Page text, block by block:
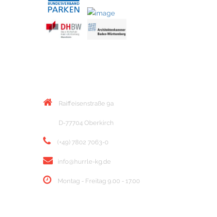
Raiffeisenstraße 9a
D-77704 Oberkirch
(+49) 7802 7063-0
info@hurrle-kg.de
Montag - Freitag 9.00 - 17.00